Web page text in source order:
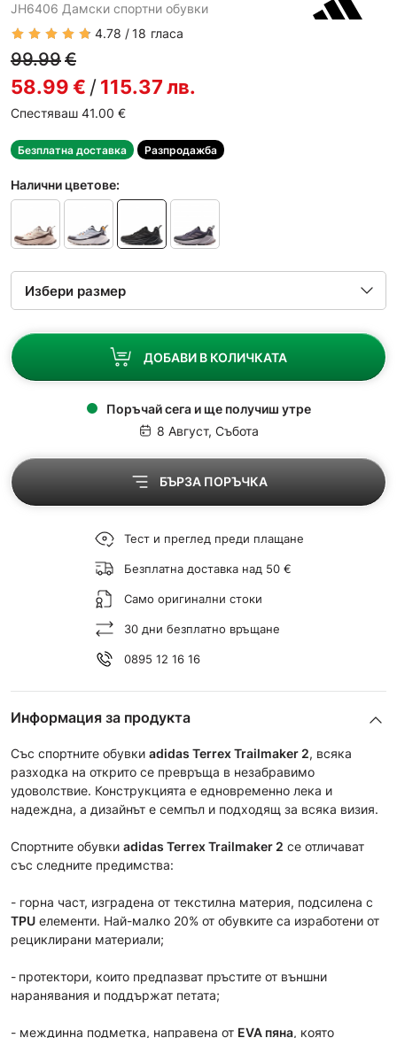
JH6406 Дамски спортни обувки
4.78
18 гласа
99.99€
58.99€ /115.37лв.
Спестяваш 41.00 €
Безплатна доставка Разпродажба
Налични цветове:
ДОБАВИ В КОЛИЧКАТА
Поръчай сега и ще получиш утре
8 Август, Събота
БЪРЗА ПОРЪЧКА
Тест и преглед преди плащане
Безплатна доставка над 50 €
Само оригинални стоки
30 дни безплатно връщане
0895 12 16 16
Информация за продукта
Със спортните обувки adidas Terrex Trailmaker 2, всяка
разходка на открито се превръща в незабравимо
удоволствие. Конструкцията е едновременно лека и
надеждна, а дизайнът е семпъл и подходящ за всяка визия.
Спортните обувки adidas Terrex Trailmaker 2 се отличават
със следните предимства:
- горна част, изградена от текстилна материя, подсилена с
TPU елементи. Най-малко 20% от обувките са изработени от
рециклирани материали;
- протектори, които предпазват пръстите от външни
наранявания и поддържат петата;
- междинна подметка, направена от EVA пяна, която